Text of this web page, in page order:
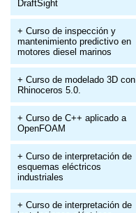
DraftSight
+ Curso de inspección y
mantenimiento predictivo en
motores diesel marinos
+ Curso de modelado 3D con
Rhinoceros 5.0.
+ Curso de C++ aplicado a
OpenFOAM
+ Curso de interpretación de
esquemas eléctricos
industriales
+ Curso de interpretación de